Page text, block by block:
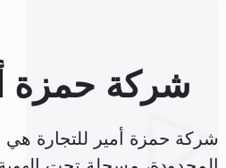
شركة حمزة
شركة حمزة أمير للتجارة